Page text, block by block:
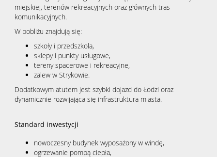
miejskiej, terenów rekreacyjnych oraz głównych tras
komunikacyjnych.
W pobliżu znajdują się:
szkoły i przedszkola,
sklepy i punkty usługowe,
tereny spacerowe i rekreacyjne,
zalew w Strykowie.
Dodatkowym atutem jest szybki dojazd do Łodzi oraz
dynamicznie rozwijająca się infrastruktura miasta.
Standard inwestycji
nowoczesny budynek wyposażony w windę,
ogrzewanie pompą ciepła,